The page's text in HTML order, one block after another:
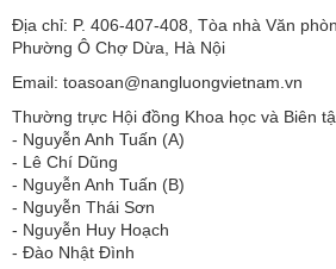
Địa chỉ: P. 406-407-408, Tòa nhà Văn
Phường Ô Chợ Dừa, Hà Nội
Email: toasoan@nangluongvietnam.vn
Thường trực Hội đồng Khoa học và Biên
​​​​​​- Nguyễn Anh Tuấn (A)
- Lê Chí Dũng
- Nguyễn Anh Tuấn (B)
- Nguyễn Thái Sơn
- Nguyễn Huy Hoạch
- Đào Nhật Đình